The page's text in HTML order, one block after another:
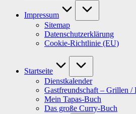
Impressum
Sitemap
Datenschutzerklärung
Cookie-Richtlinie (EU)
Startseite
Dienstkalender
Gastfreundschaft – Grillen
Mein Tapas-Buch
Das große Curry-Buch